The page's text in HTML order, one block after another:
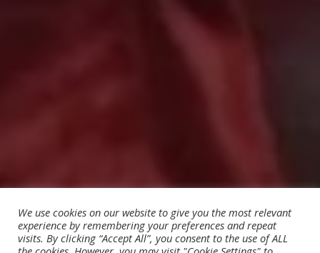
We use cookies on our website to give you the most relevant
experience by remembering your preferences and repeat
visits. By clicking “Accept All”, you consent to the use of ALL